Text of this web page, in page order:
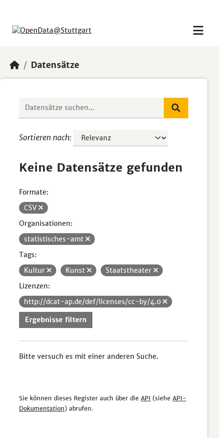
Datensätze
Sortieren nach
Keine Datensätze gefunden
Formate:
CSV
Organisationen:
statistisches-amt
Tags:
Kultur
Kunst
Staatstheater
Lizenzen:
http://dcat-ap.de/def/licenses/cc-by/4.0
Ergebnisse filtern
Bitte versuch es mit einer anderen Suche.
Sie können dieses Register auch über die API (siehe API-
Dokumentation) abrufen.